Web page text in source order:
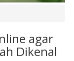
agar
Dikenal